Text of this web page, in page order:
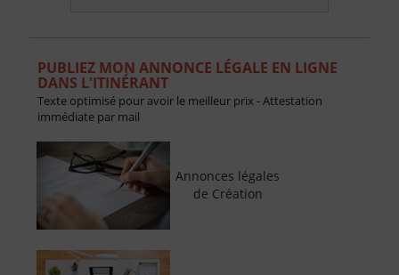
PUBLIEZ MON ANNONCE LÉGALE EN LIGNE
DANS L'ITINÉRANT
Texte optimisé pour avoir le meilleur prix - Attestation
immédiate par mail
Annonces légales
de Création